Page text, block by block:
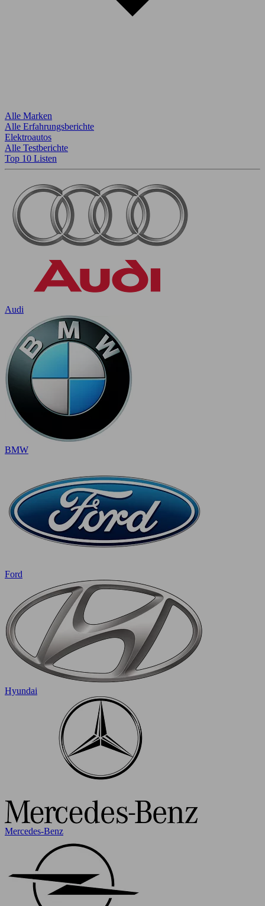
Alle Marken
Alle Erfahrungsberichte
Elektroautos
Alle Testberichte
Top 10 Listen
Audi
BMW
Ford
Hyundai
Mercedes-Benz